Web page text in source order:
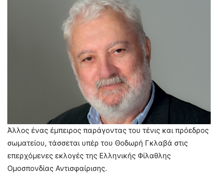
Άλλος ένας έμπειρος παράγοντας του τένις και πρόεδρος
σωματείου, τάσσεται υπέρ του Θοδωρή Γκλαβά στις
επερχόμενες εκλογές της Ελληνικής Φίλαθλης
Ομοσπονδίας Αντισφαίρισης.